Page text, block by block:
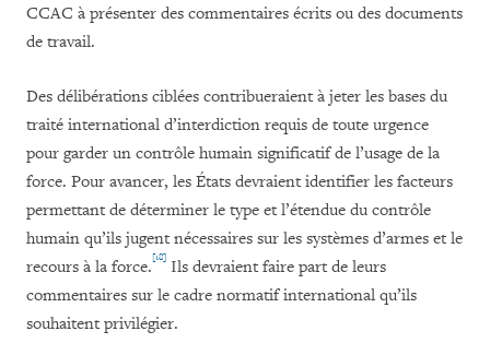
CCAC à présenter des commentaires écrits ou des documents
de travail.
Des délibérations ciblées contribueraient à jeter les bases du
traité international d’interdiction requis de toute urgence
pour garder un contrôle humain significatif de l’usage de la
force. Pour avancer, les États devraient identifier les facteurs
permettant de déterminer le type et l’étendue du contrôle
humain qu’ils jugent nécessaires sur les systèmes d’armes et le
recours à la force.[18] Ils devraient faire part de leurs
commentaires sur le cadre normatif international qu’ils
souhaitent privilégier.